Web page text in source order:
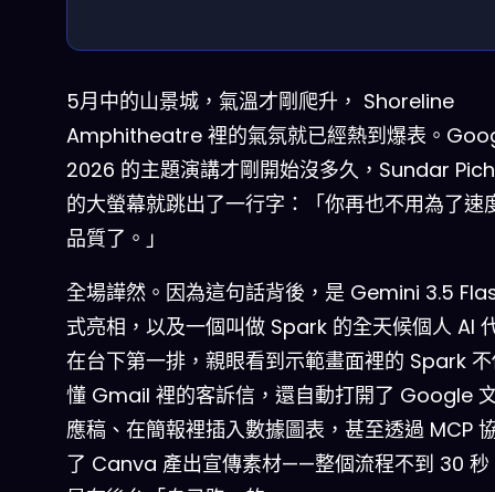
5月中的山景城，氣溫才剛爬升， Shoreline
Amphitheatre 裡的氣氛就已經熱到爆表。
2026 的主題演講才剛開始沒多久，Sundar
的大螢幕就跳出了一行字：「你再也不用為了速
品質了。」
全場譁然。因為這句話背後，是 Gemini 3.5
式亮相，以及一個叫做 Spark 的全天候個人 AI
在台下第一排，親眼看到示範畫面裡的 Spark
懂 Gmail 裡的客訴信，還自動打開了 Google
應稿、在簡報裡插入數據圖表，甚至透過 MCP
了 Canva 產出宣傳素材——整個流程不到 30 秒